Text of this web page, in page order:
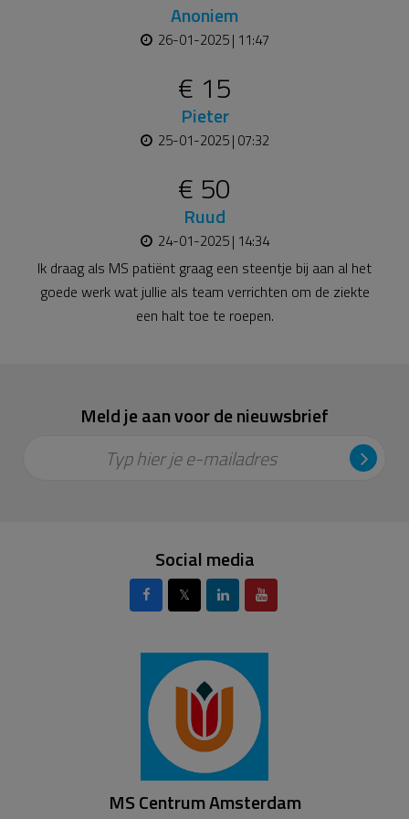
Anoniem
26-01-2025 | 11:47
€ 15
Pieter
25-01-2025 | 07:32
€ 50
Ruud
24-01-2025 | 14:34
Ik draag als MS patiënt graag een steentje bij aan al het
goede werk wat jullie als team verrichten om de ziekte
een halt toe te roepen.
Meld je aan voor de nieuwsbrief
Typ hier je e-mailadres
Social media
𝕏
MS Centrum Amsterdam